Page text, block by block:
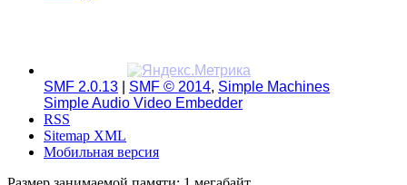
SMF 2.0.13 SMF © 2014, Simple Machines
Simple Audio Video Embedder
RSS
Sitemap XML
Мобильная версия